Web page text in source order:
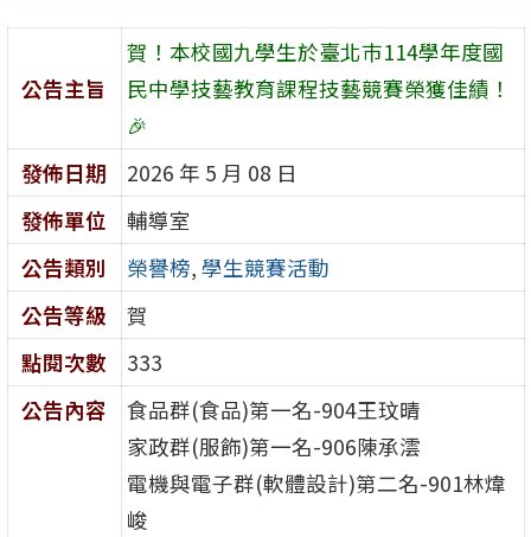
公告主旨
賀！本校國九學生於臺北巿114學年度國
民中學技藝教育課程技藝競賽榮獲佳績！
🎉
發佈日期
2026 年 5 月 08 日
發佈單位
輔導室
公告類別
榮譽榜, 學生競賽活動
公告等級
賀
點閱次數
333
公告內容
食品群(食品)第一名-904王玟晴
家政群(服飾)第一名-906陳承澐
電機與電子群(軟體設計)第二名-901林煒
峻